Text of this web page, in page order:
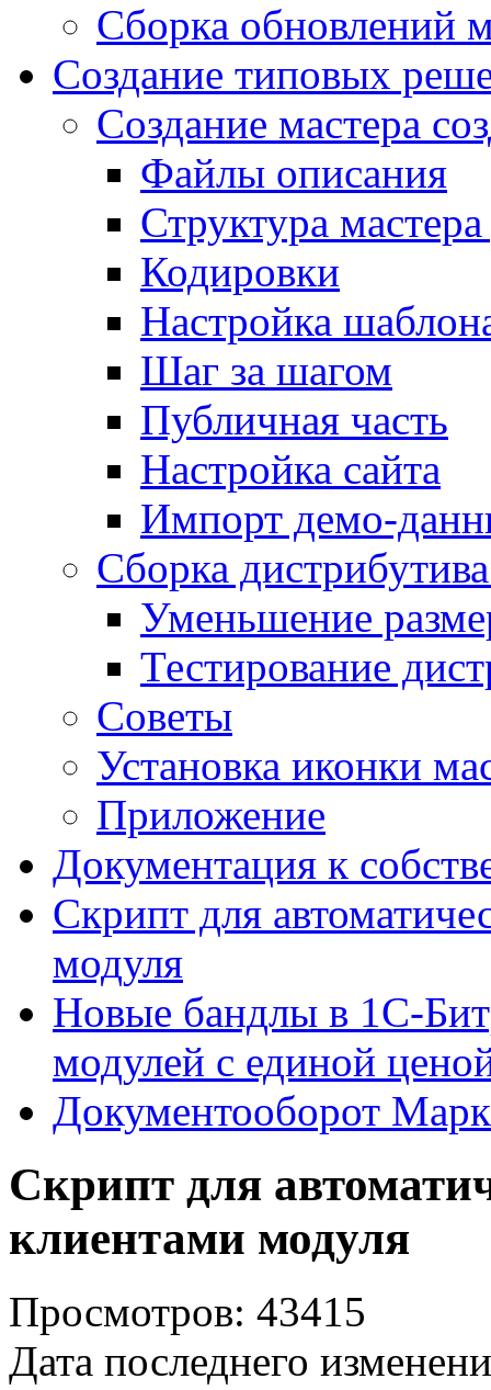
Сборка обновлений
Создание типовых
Создание мастера
Файлы описания
Структура
Кодировки
Настройка
Шаг за шагом
Публичная часть
Настройка сайта
Импорт демо-
Сборка
Уменьшение
Тестирование
Советы
Установка иконки
Приложение
Документация к
Скрипт для
модуля
Новые бандлы в 1С-
модулей с единой
Документооборот
Скрипт для
клиентами модуля
Просмотров: 43415
Дата последнего